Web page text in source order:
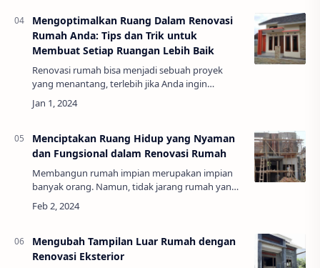
Mengoptimalkan Ruang Dalam Renovasi
Rumah Anda: Tips dan Trik untuk
Membuat Setiap Ruangan Lebih Baik
Renovasi rumah bisa menjadi sebuah proyek
yang menantang, terlebih jika Anda ingin
menciptakan ruangan yang nyaman dan
memuaskan. Banyak orang menghabiskan waktu
Menciptakan Ruang Hidup yang Nyaman
dan Fungsional dalam Renovasi Rumah
Membangun rumah impian merupakan impian
banyak orang. Namun, tidak jarang rumah yang
telah dibangun sebelumnya memerlukan
beberapa perbaikan dan renovasi untuk
Mengubah Tampilan Luar Rumah dengan
Renovasi Eksterior